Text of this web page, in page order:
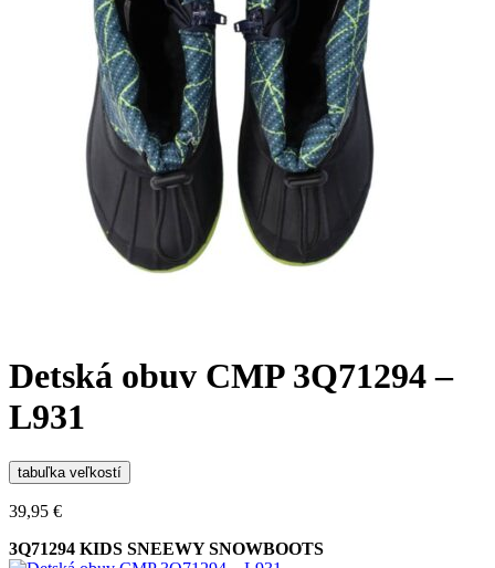
Detská obuv CMP 3Q71294 –
L931
tabuľka veľkostí
39,95 €
3Q71294 KIDS SNEEWY SNOWBOOTS